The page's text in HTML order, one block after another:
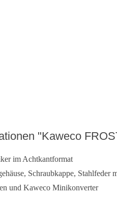
"Kaweco
im Achtkantformat
Schraubkappe, Stahlfeder
und Kaweco Minikonverter